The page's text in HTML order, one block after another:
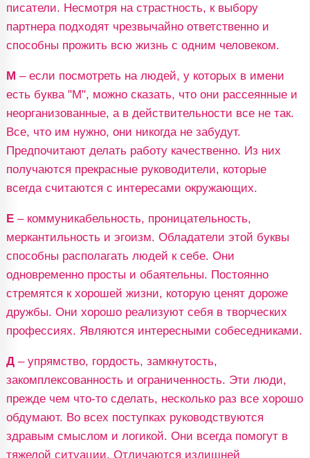
писатели. Несмотря на страстность, к выбору
партнера подходят чрезвычайно ответственно и
способны прожить всю жизнь с одним человеком.
М – если посмотреть на людей, у которых в имени
есть буква "М", можно сказать, что они рассеянные и
неорганизованные, а в действительности все не так.
Все, что им нужно, они никогда не забудут.
Предпочитают делать работу качественно. Из них
получаются прекрасные руководители, которые
всегда считаются с интересами окружающих.
Е– коммуникабельность, проницательность,
меркантильность и эгоизм. Обладатели этой буквы
способны располагать людей к себе. Они
одновременно просты и обаятельны. Постоянно
стремятся к хорошей жизни, которую ценят дороже
дружбы. Они хорошо реализуют себя в творческих
профессиях. Являются интересными собеседниками.
Д– упрямство, гордость, замкнутость,
закомплексованность и ограниченность. Эти люди,
прежде чем что-то сделать, несколько раз все хорошо
обдумают. Во всех поступках руководствуются
здравым смыслом и логикой. Они всегда помогут в
тяжелой ситуации. Отличаются излишней